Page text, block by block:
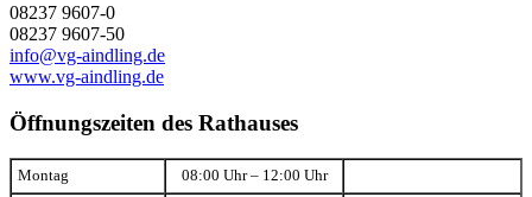
08237 9607-0
08237 9607-50
info@vg-aindling.de
www.vg-aindling.de
Öffnungszeiten des Rathauses
Montag 08:00 Uhr – 12:00 Uhr